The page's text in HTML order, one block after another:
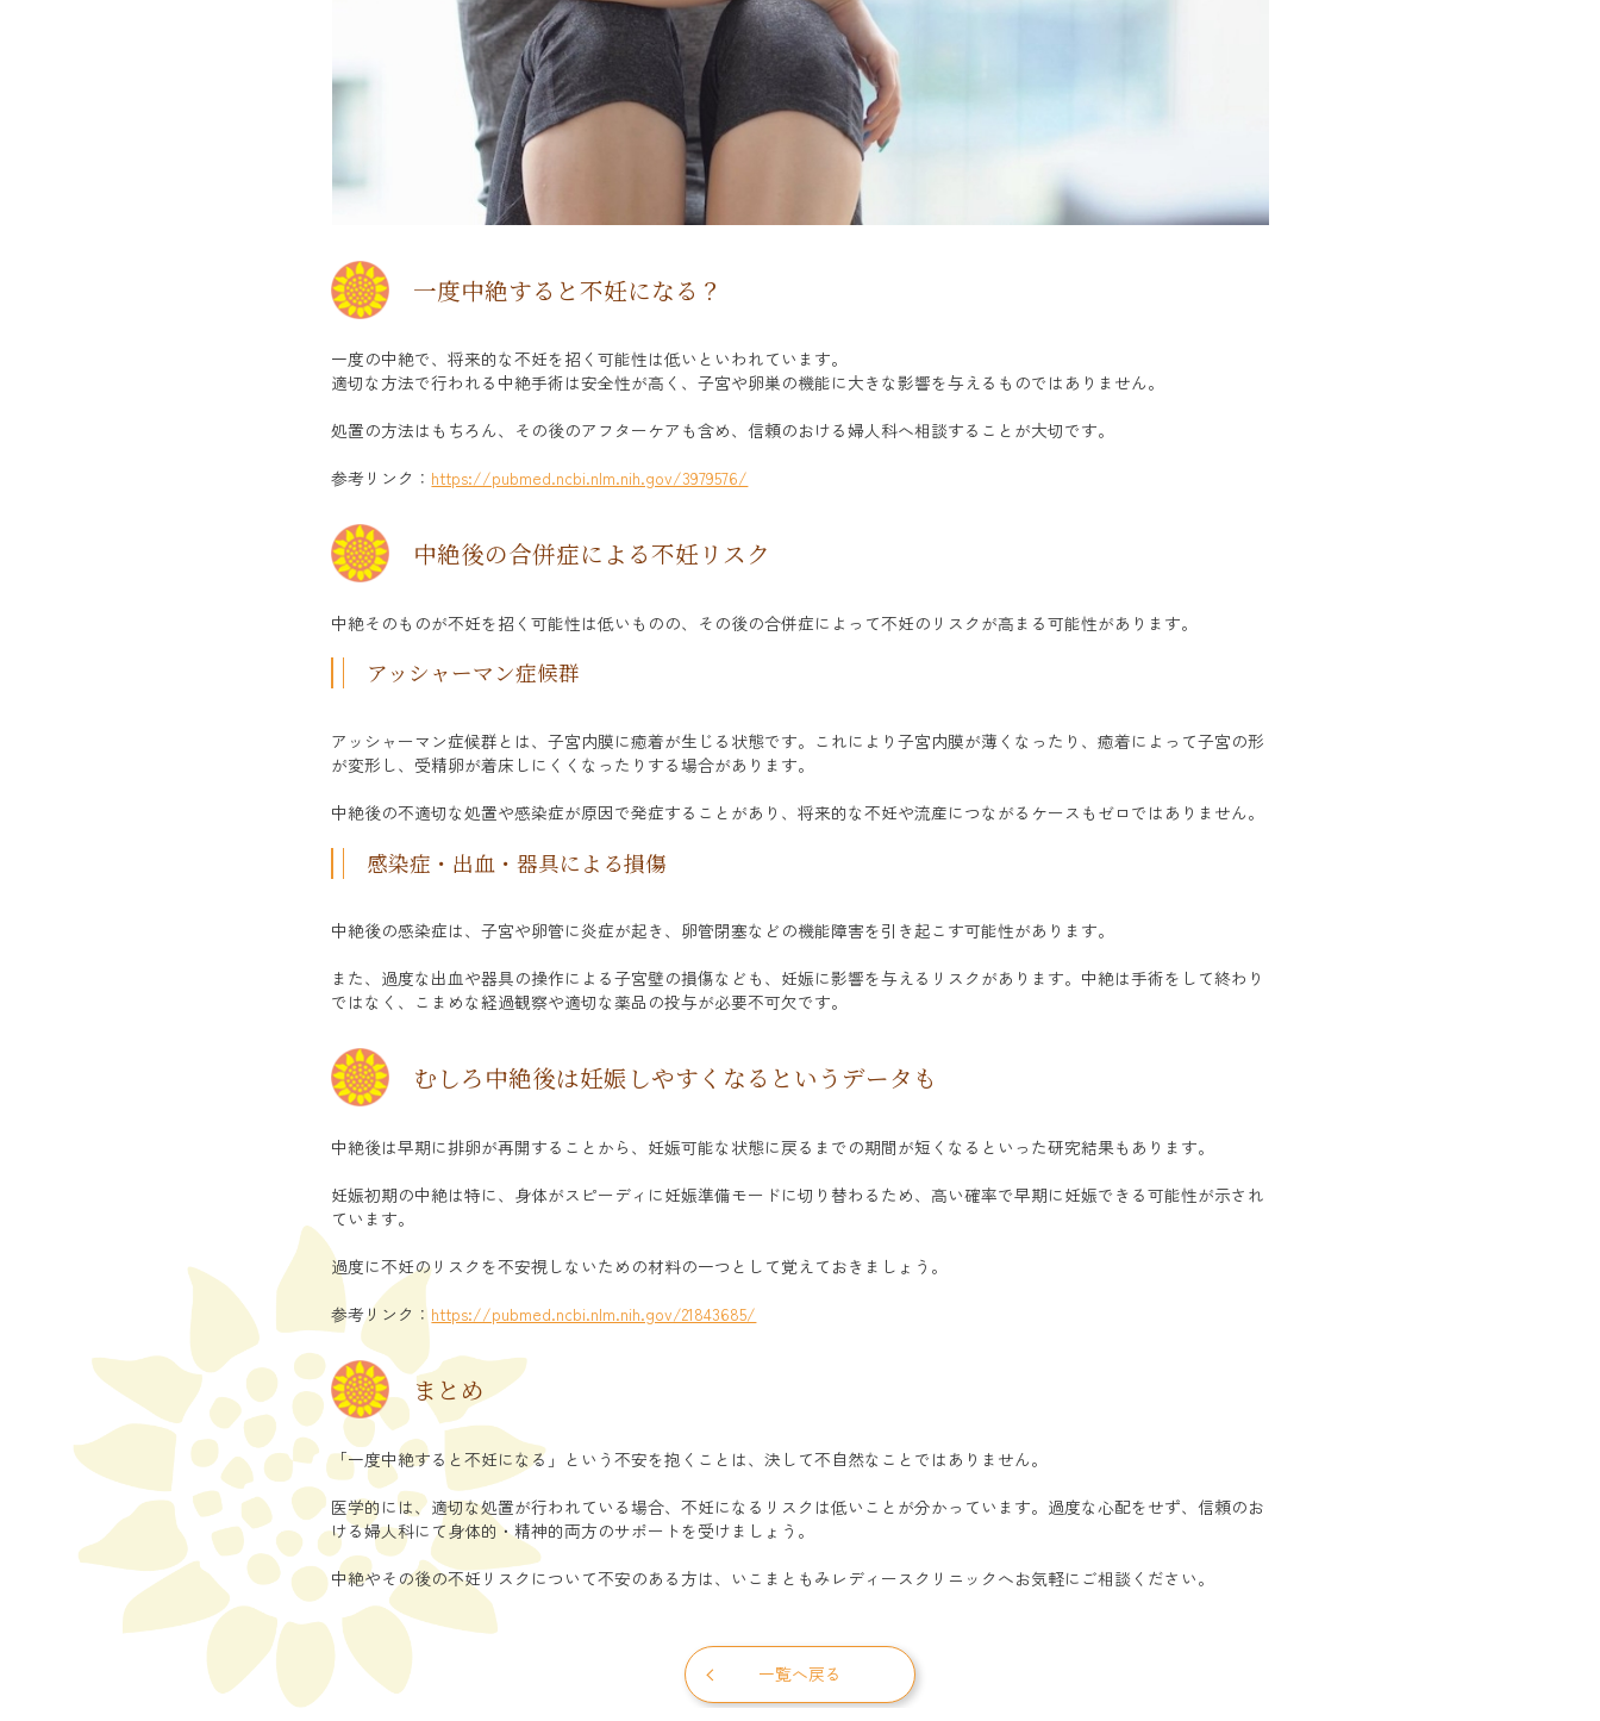
一度中絶すると不妊になる？
一度の中絶で、将来的な不妊を招く可能性は低いといわれています。
適切な方法で行われる中絶手術は安全性が高く、子宮や卵巣の機能に大きな影響を与えるものではありません。
処置の方法はもちろん、その後のアフターケアも含め、信頼のおける婦人科へ相談することが大切です。
参考リンク： https://pubmed.ncbi.nlm.nih.gov/3979576/
中絶後の合併症による不妊リスク
中絶そのものが不妊を招く可能性は低いものの、その後の合併症によって不妊のリスクが高まる可能性があります。
アッシャーマン症候群
アッシャーマン症候群とは、子宮内膜に癒着が生じる状態です。これにより子宮内膜が薄くなったり、癒着によって子宮の形
が変形し、受精卵が着床しにくくなったりする場合があります。
中絶後の不適切な処置や感染症が原因で発症することがあり、将来的な不妊や流産につながるケースもゼロではありません。
感染症・出血・器具による損傷
中絶後の感染症は、子宮や卵管に炎症が起き、卵管閉塞などの機能障害を引き起こす可能性があります。
また、過度な出血や器具の操作による子宮壁の損傷なども、妊娠に影響を与えるリスクがあります。中絶は手術をして終わり
ではなく、こまめな経過観察や適切な薬品の投与が必要不可欠です。
むしろ中絶後は妊娠しやすくなるというデータも
中絶後は早期に排卵が再開することから、妊娠可能な状態に戻るまでの期間が短くなるといった研究結果もあります。
妊娠初期の中絶は特に、身体がスピーディに妊娠準備モードに切り替わるため、高い確率で早期に妊娠できる可能性が示され
ています。
過度に不妊のリスクを不安視しないための材料の一つとして覚えておきましょう。
参考リンク： https://pubmed.ncbi.nlm.nih.gov/21843685/
まとめ
「一度中絶すると不妊になる」という不安を抱くことは、決して不自然なことではありません。
医学的には、適切な処置が行われている場合、不妊になるリスクは低いことが分かっています。過度な心配をせず、信頼のお
ける婦人科にて身体的・精神的両方のサポートを受けましょう。
中絶やその後の不妊リスクについて不安のある方は、いこまともみレディースクリニックへお気軽にご相談ください。
一覧へ戻る